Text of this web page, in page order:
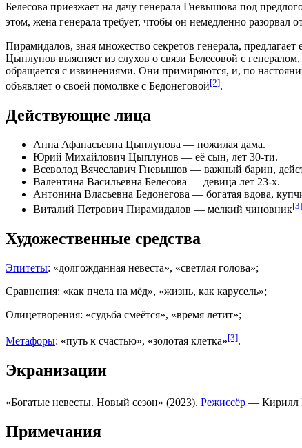
Белесова приезжает на дачу генерала Гневышова под
этом, жена генерала требует, чтобы он немедленно разорвал
Пирамидалов, зная множество секретов генерала,
Цыплунов выясняет из слухов о связи Белесовой с
обращается с извинениями. Они примиряются, и, по
объявляет о своей помолвке с Бедонеговой[2].
Действующие лица
Анна Афанасьевна Цыплунова — пожилая дама.
Юрий Михайлович Цыплунов — её сын, лет 30-ти.
Всеволод Вячеславич Гневышов — важный барин,
Валентина Васильевна Белесова — девица лет 23-х.
Антонина Власьевна Бедонегова — богатая вдова,
Виталий Петрович Пирамидалов — мелкий чиновник[3]
Художественные средства
Эпитеты: «долгожданная невеста», «светлая голова»;
Сравнения: «как пчела на мёд», «жизнь, как карусель»;
Олицетворения: «судьба смеётся», «время летит»;
Метафоры: «путь к счастью», «золотая клетка»[3].
Экранизации
«Богатые невесты. Новый сезон» (2023). Режиссёр — Кирилл
Примечания